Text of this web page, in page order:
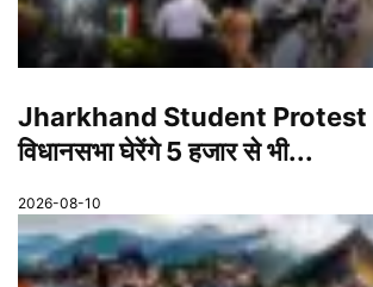
Jharkhand Student
विधानसभा घेरेंगे 5 हजार से भी...
2026-08-10